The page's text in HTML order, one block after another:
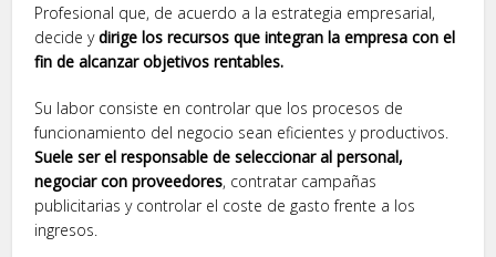
Profesional que, de acuerdo a la estrategia empresarial,
decide ydirige los recursos que integran la empresa con el
fin de alcanzar objetivos rentables.
Su labor consiste en controlar que los procesos de
funcionamiento del negocio sean eficientes y productivos.
Suele ser el responsable de seleccionar al personal,
negociar con proveedores, contratar campañas
publicitarias y controlar el coste de gasto frente a los
ingresos.